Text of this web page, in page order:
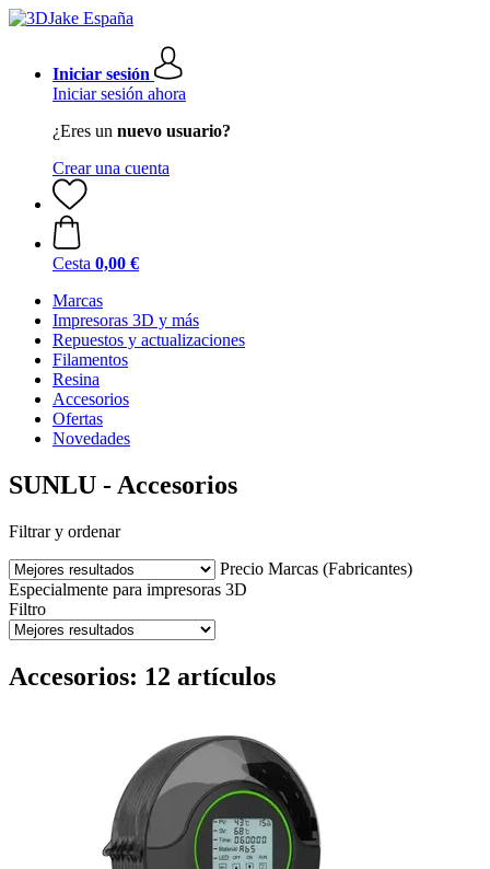
Iniciar sesión
Iniciar sesión ahora
¿Eres un nuevo usuario?
Crear una cuenta
Cesta 0,00 €
Marcas
Impresoras 3D y más
Repuestos y actualizaciones
Filamentos
Resina
Accesorios
Ofertas
Novedades
SUNLU - Accesorios
Filtrar y ordenar
Precio Marcas (Fabricantes)
Especialmente para impresoras 3D
Filtro
Accesorios: 12 artículos